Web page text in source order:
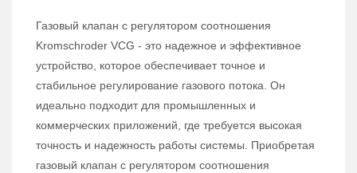
Газовый клапан с регулятором соотношения
Kromschroder VCG - это надежное и эффективное
устройство, которое обеспечивает точное и
стабильное регулирование газового потока. Он
идеально подходит для промышленных и
коммерческих приложений, где требуется высокая
точность и надежность работы системы. Приобретая
газовый клапан с регулятором соотношения